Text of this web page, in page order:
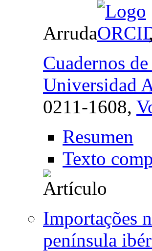
Arruda
Cuadernos
Universidad
0211-1608,
Resumen
Texto
Importações
península